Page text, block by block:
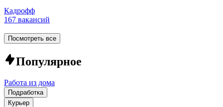
Кадрофф
167 вакансий
Посмотреть все
Популярное
Работа из дома
Подработка
Курьер